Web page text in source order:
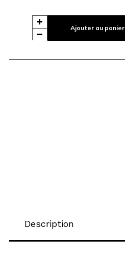
Ajouter au panier
Description